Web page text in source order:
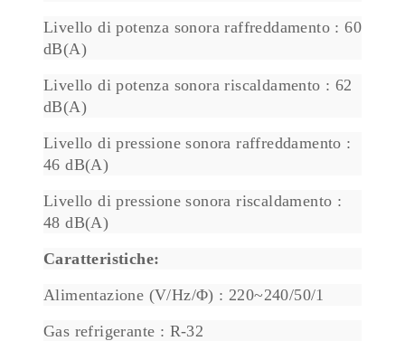
Livello di potenza sonora raffreddamento : 60
dB(A)
Livello di potenza sonora riscaldamento : 62
dB(A)
Livello di pressione sonora raffreddamento :
46 dB(A)
Livello di pressione sonora riscaldamento :
48 dB(A)
Caratteristiche:
Alimentazione (V/Hz/Φ) : 220~240/50/1
Gas refrigerante : R-32